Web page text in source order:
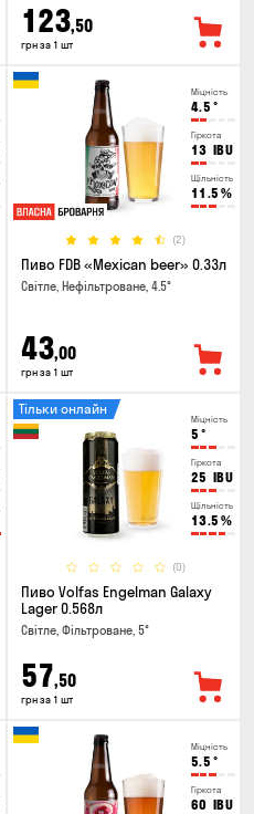
123,50
грн за 1 шт
Міцність
4.5 °
Гіркота
13 IBU
Щільність
11.5 %
(2)
Пиво FDB «Mexican beer» 0.33л
Світле, Нефільтроване, 4.5°
43,00
грн за 1 шт
Міцність
5 °
Гіркота
25 IBU
Щільність
13.5 %
(0)
Тільки онлайн
Пиво Volfas Engelman Galaxy
Lager 0.568л
Світле, Фільтроване, 5°
57,50
грн за 1 шт
Міцність
5.5 °
Гіркота
60 IBU